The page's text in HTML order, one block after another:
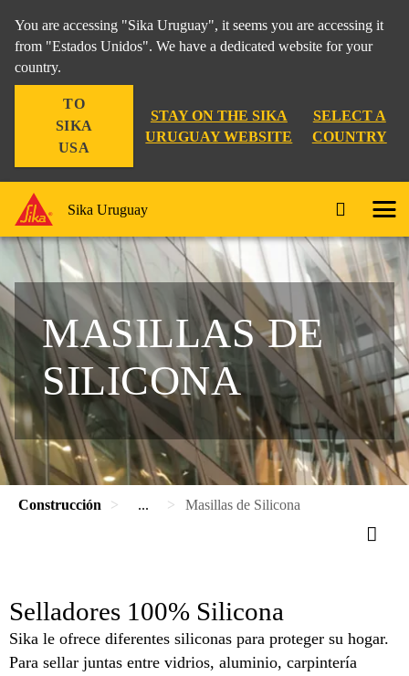
You are accessing "Sika Uruguay", it seems you are accessing it
from "Estados Unidos". We have a dedicated website for your
country.
TO
SIKA
USA
STAY ON THE SIKA
URUGUAY WEBSITE
SELECT A
COUNTRY
Sika Uruguay
MASILLAS DE
SILICONA
Construcción ... Masillas de Silicona
Selladores 100% Silicona
Sika le ofrece diferentes siliconas para proteger su hogar.
Para sellar juntas entre vidrios, aluminio, carpintería